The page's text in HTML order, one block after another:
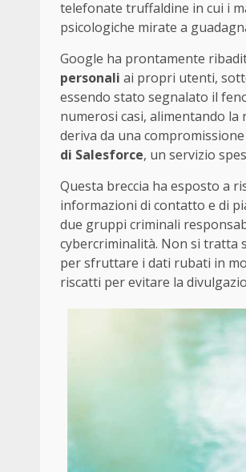
telefonate truffaldine in cui i
psicologiche mirate a
Google ha prontamente
personali ai propri utenti,
essendo stato segnalato il
numerosi casi, alimentando la
deriva da una
di Salesforce, un servizio
Questa breccia ha esposto a
informazioni di contatto e di
due gruppi criminali
cybercriminalità. Non si tratta
per sfruttare i dati rubati in
riscatti per evitare la